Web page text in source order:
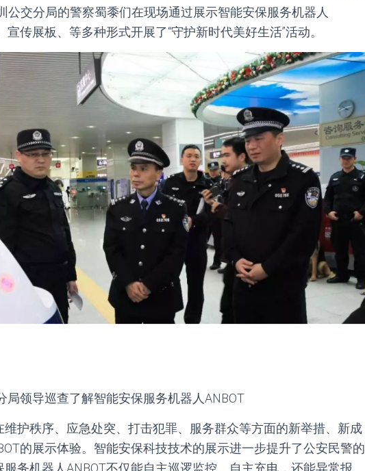
公交分局的警察蜀黍们在现场通过展示智能安保服务机器人
传展板、等多种形式开展了“守护新时代美好生活”活动。
局领导巡查了解智能安保服务机器人ANBOT
护秩序、应急处突、打击犯罪、服务群众等方面的新举措、新成
的展示体验。智能安保科技技术的展示进一步提升了公安民警的
务机器人ANBOT不仅能自主巡逻监控、自主充电，还能异常报